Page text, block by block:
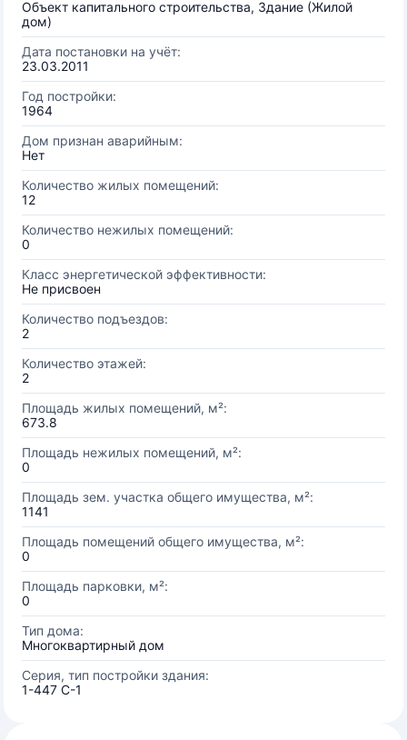
Объект капитального строительства, Здание (Жилой
дом)
Дата постановки на учёт:
23.03.2011
Год постройки:
1964
Дом признан аварийным:
Нет
Количество жилых помещений:
12
Количество нежилых помещений:
0
Класс энергетической эффективности:
Не присвоен
Количество подъездов:
2
Количество этажей:
2
Площадь жилых помещений, м²:
673.8
Площадь нежилых помещений, м²:
0
Площадь зем. участка общего имущества, м²:
1141
Площадь помещений общего имущества, м²:
0
Площадь парковки, м²:
0
Тип дома:
Многоквартирный дом
Серия, тип постройки здания:
1-447 С-1